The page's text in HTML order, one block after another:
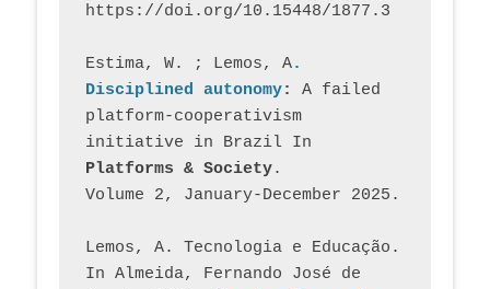
https://doi.org/10.15448/1877.3
Estima, W. ; Lemos, A.
Disciplined autonomy: A failed
platform-cooperativism
initiative in Brazil In
Platforms & Society.
Volume 2, January-December 2025.
Lemos, A. Tecnologia e Educação.
In Almeida, Fernando José de